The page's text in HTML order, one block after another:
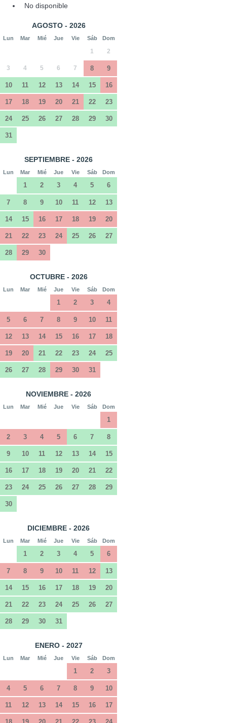
No disponible
AGOSTO - 2026
Lun Mar Mié Jue Vie Sáb Dom
1 2
3 4 5 6 7 8 9
10 11 12 13 14 15 16
17 18 19 20 21 22 23
24 25 26 27 28 29 30
31
SEPTIEMBRE - 2026
Lun Mar Mié Jue Vie Sáb Dom
1 2 3 4 5 6
7 8 9 10 11 12 13
14 15 16 17 18 19 20
21 22 23 24 25 26 27
28 29 30
OCTUBRE - 2026
Lun Mar Mié Jue Vie Sáb Dom
1 2 3 4
5 6 7 8 9 10 11
12 13 14 15 16 17 18
19 20 21 22 23 24 25
26 27 28 29 30 31
NOVIEMBRE - 2026
Lun Mar Mié Jue Vie Sáb Dom
1
2 3 4 5 6 7 8
9 10 11 12 13 14 15
16 17 18 19 20 21 22
23 24 25 26 27 28 29
30
DICIEMBRE - 2026
Lun Mar Mié Jue Vie Sáb Dom
1 2 3 4 5 6
7 8 9 10 11 12 13
14 15 16 17 18 19 20
21 22 23 24 25 26 27
28 29 30 31
ENERO - 2027
Lun Mar Mié Jue Vie Sáb Dom
1 2 3
4 5 6 7 8 9 10
11 12 13 14 15 16 17